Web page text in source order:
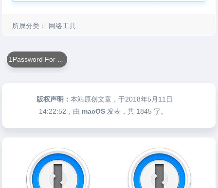
所属分类： 网络工具
版权声明：本站原创文章，于2018年5月11日
14:22:52 ，由 macOS 发表，共 1845 字。